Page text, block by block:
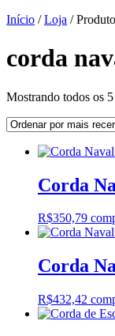
Início /Loja /
corda
Mostrando todos os
Corda
R$350,79
Corda
R$432,42